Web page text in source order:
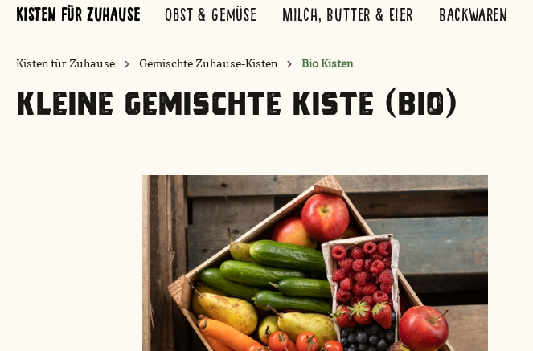
Kisten für Zuhause Obst & Gemüse Milch, Butter & Eier Backwaren
Kisten für Zuhause Gemischte Zuhause-Kisten Bio Kisten
KLEINE GEMISCHTE KISTE (BIO)
Bildergalerie überspringen